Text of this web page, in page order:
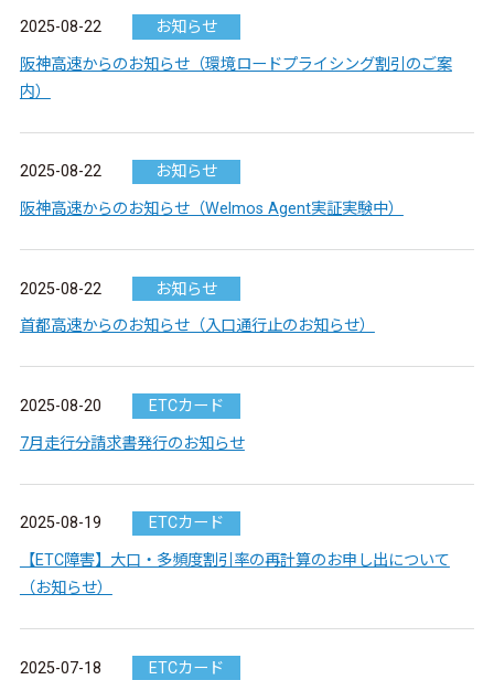
2025-08-22 お知らせ
阪神高速からのお知らせ（環境ロードプライシング割引のご案
内）
2025-08-22 お知らせ
阪神高速からのお知らせ（Welmos Agent実証実験中）
2025-08-22 お知らせ
首都高速からのお知らせ（入口通行止のお知らせ）
2025-08-20 ETCカード
7月走行分請求書発行のお知らせ
2025-08-19 ETCカード
【ETC障害】大口・多頻度割引率の再計算のお申し出について
（お知らせ）
2025-07-18 ETCカード